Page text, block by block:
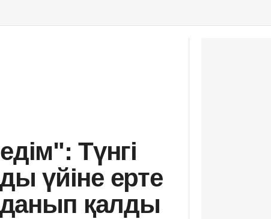
Түнгі
үйіне ерте
қалды